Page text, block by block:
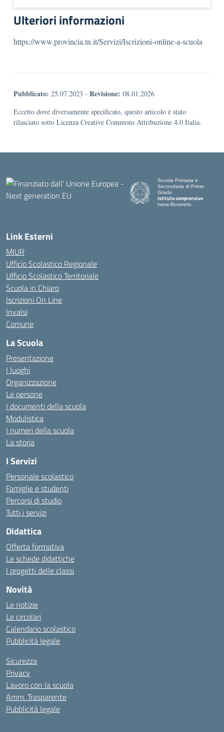
Ulteriori informazioni
https://www.provincia.tn.it/Servizi/Iscrizioni-online-a-scuola
Pubblicato: 25.07.2023 - Revisione: 08.01.2026
Eccetto dove diversamente specificato, questo articolo è stato
rilasciato sotto Licenza Creative Commons Attribuzione 4.0 Italia.
Scuola Primaria e
Secondaria di Primo
Grado
Istituto comprensivo
Isera-Rovereto
Link Esterni
MIUR
Ufficio Scolastico Regionale
Ufficio Scolastico Territoriale
Scuola in Chiaro
Iscrizioni On Line
Invalsi
Comune
La Scuola
Presentazione
I luoghi
Organizzazione
Le persone
I documenti della scuola
Modulistica
I numeri della scuola
La storia
I Servizi
Personale scolastico
Famiglie e studenti
Percorsi di studio
Tutti i servizi
Didattica
Offerta formativa
Le schede didattiche
I progetti delle classi
Novità
Le notizie
Le circolari
Calendario scolastico
Pubblicità legale
Sicurezza
Privacy
Lavoro con la scuola
Amm. Trasparente
Pubblicità legale